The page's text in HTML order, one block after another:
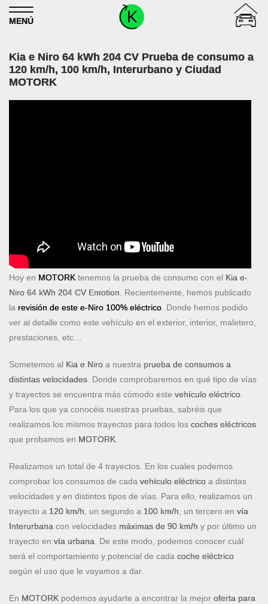
Skip to content
MENÚ
Kia e Niro 64 kWh 204 CV Prueba de consumo a
120 km/h, 100 km/h, Interurbano y Ciudad
MOTORK
Hoy en MOTORK tenemos la prueba de consumo con el Kia e-
Niro 64 kWh 204 CV Emotion. Recientemente, hemos publicado
la revisión de este e-Niro 100% eléctrico. Donde hemos podido
ver al detalle como este vehículo en el exterior, interior, maletero,
prestaciones, etc…
Sometemos al Kia e Niro a nuestra prueba de consumos a
distintas velocidades. Donde comprobaremos en qué tipo de vías
y trayectos se encuentra más cómodo este vehículo eléctrico.
Para los que ya conocéis nuestras pruebas, sabréis que
realizamos los mismos trayectos para todos los coches eléctricos
que probamos en MOTORK.
Realizamos un total de 4 trayectos. En los cuales podemos
comprobar los consumos de cada vehículo eléctrico a distintas
velocidades y en distintos tipos de vías. Para ello, realizamos un
trayecto a 120 km/h, un segundo a 100 km/h, un tercero en vía
Interurbana con velocidades máximas de 90 km/h y por último un
trayecto en vía urbana. De este modo, podemos conocer cuál
será el comportamiento y potencial de cada coche eléctrico
según el uso que le vayamos a dar.
En MOTORK podemos ayudarte a encontrar la mejor oferta para